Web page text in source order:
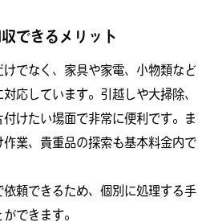
できるメリット
でなく、家具や家電、小物類など
応しています。引越しや大掃除、
けたい場面で非常に便利です。ま
業、貴重品の探索も基本料金内で
頼できるため、個別に処理する手
できます。